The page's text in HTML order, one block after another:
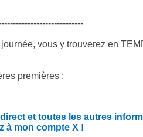
vous y trouverez en
premières ;
et toutes les autres
à mon compte X !